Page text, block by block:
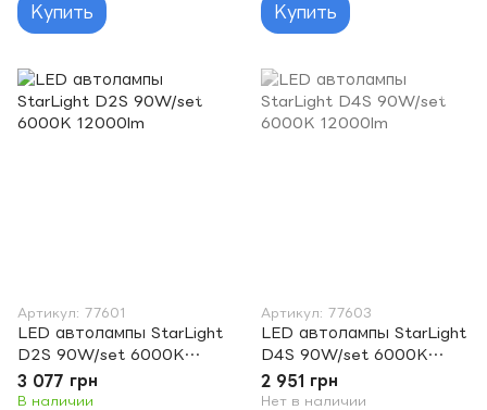
Купить Купить
Артикул: 77601
LED автолампы StarLight
D2S 90W/set 6000K
12000lm
3 077 грн
В наличии
Артикул: 77603
LED автолампы StarLight
D4S 90W/set 6000K
12000lm
2 951 грн
Нет в наличии